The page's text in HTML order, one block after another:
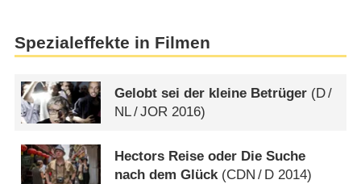
Spezialeffekte in Filmen
Gelobt sei der kleine Betrüger (D/
NL/JOR 2016)
Hectors Reise oder Die Suche
nach dem Glück(CDN / D 2014)